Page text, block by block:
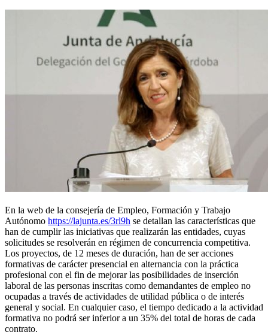
En la web de la consejería de Empleo, Formación y Trabajo
Autónomo https://lajunta.es/3rl9h se detallan las características que
han de cumplir las iniciativas que realizarán las entidades, cuyas
solicitudes se resolverán en régimen de concurrencia competitiva.
Los proyectos, de 12 meses de duración, han de ser acciones
formativas de carácter presencial en alternancia con la práctica
profesional con el fin de mejorar las posibilidades de inserción
laboral de las personas inscritas como demandantes de empleo no
ocupadas a través de actividades de utilidad pública o de interés
general y social. En cualquier caso, el tiempo dedicado a la actividad
formativa no podrá ser inferior a un 35% del total de horas de cada
contrato.